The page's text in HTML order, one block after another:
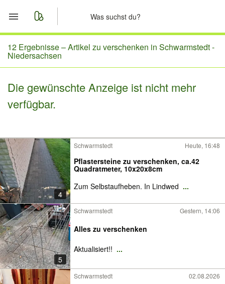
Start
Merkliste
Nachrichten
12 Ergebnisse –Artikel zu verschenken in Schwarmstedt -
Niedersachsen
Die gewünschte Anzeige ist nicht mehr
verfügbar.
4
Schwarmstedt Heute, 16:48
Pflastersteine zu verschenken, ca.42
Quadratmeter, 10x20x8cm
Zum Selbstaufheben. In Lindwed ...
5
Schwarmstedt Gestern, 14:06
Alles zu verschenken
Aktualisiert!! ...
Schwarmstedt 02.08.2026